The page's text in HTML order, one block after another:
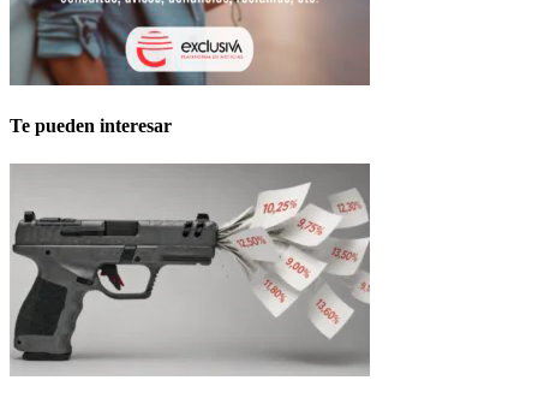
Te pueden interesar